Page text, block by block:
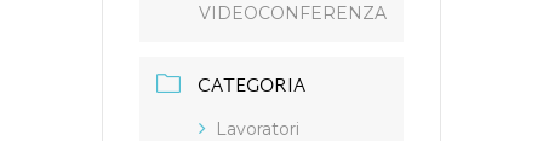
VIDEOCONFERENZA
CATEGORIA
Lavoratori